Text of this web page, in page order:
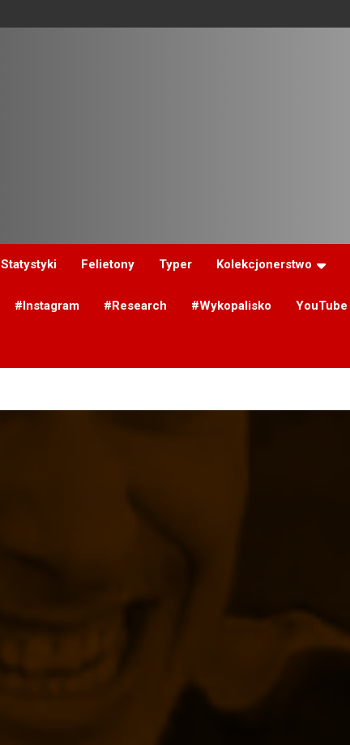
Statystyki Felietony Typer Kolekcjonerstwo
#Instagram #Research #Wykopalisko YouTube